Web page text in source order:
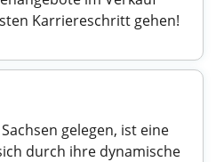
Karriereschritt gehen!
gelegen, ist eine
durch ihre dynamische